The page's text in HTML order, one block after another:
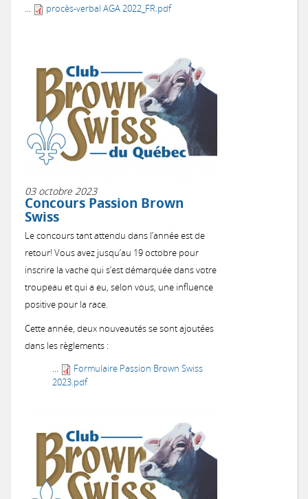
...
procès-verbal AGA 2022_FR.pdf
03 octobre 2023
Concours Passion Brown
Swiss
Le concours tant attendu dans l’année est de
retour! Vous avez jusqu’au 19 octobre pour
inscrire la vache qui s’est démarquée dans votre
troupeau et qui a eu, selon vous, une influence
positive pour la race.
Cette année, deux nouveautés se sont ajoutées
dans les règlements :
...
Formulaire Passion Brown Swiss
2023.pdf